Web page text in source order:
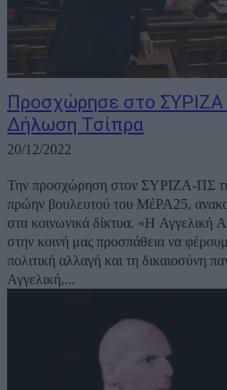
Προσχώρησε στο
Δήλωση Τσίπρα
20/12/2022
Την προσχώρηση στον ΣΥΡΙΖΑ-ΠΣ
πρώην βουλευτού του ΜέΡΑ25,
στα κοινωνικά δίκτυα. «Η Αγγελική Αδαμοπούλου συστρατεύεται
στην κοινή μας προσπάθεια να
πολιτική αλλαγή και τη δικαιοσύνη
Αγγελική,...